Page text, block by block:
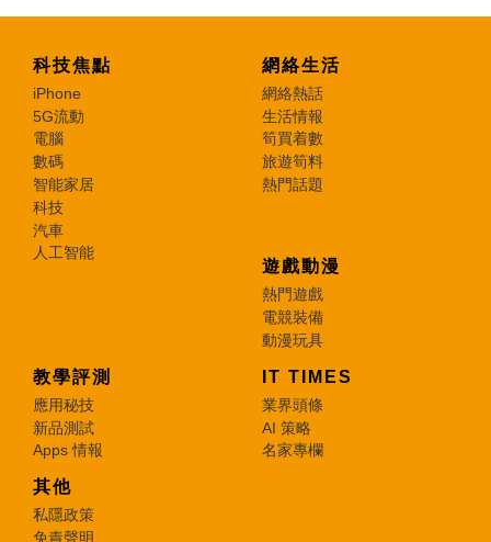
科技焦點
iPhone
5G流動
電腦
數碼
智能家居
科技
汽車
人工智能
網絡生活
網絡熱話
生活情報
筍買着數
旅遊筍料
熱門話題
遊戲動漫
熱門遊戲
電競裝備
動漫玩具
教學評測
應用秘技
新品測試
Apps 情報
IT TIMES
業界頭條
AI 策略
名家專欄
其他
私隱政策
免責聲明